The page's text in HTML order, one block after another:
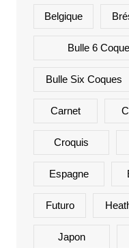
Belgique
Bulle 6
Bulle Six Coques
Carnet
Croquis
Espagne
Futuro
Japon